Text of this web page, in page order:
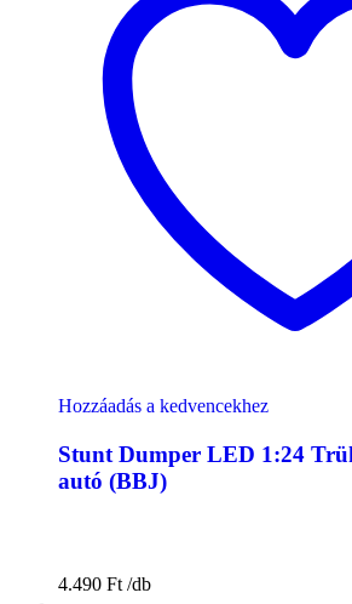
Hozzáadás a kedvencekhez
Stunt Dumper LED 1:24
autó (BBJ)
4.490 Ft